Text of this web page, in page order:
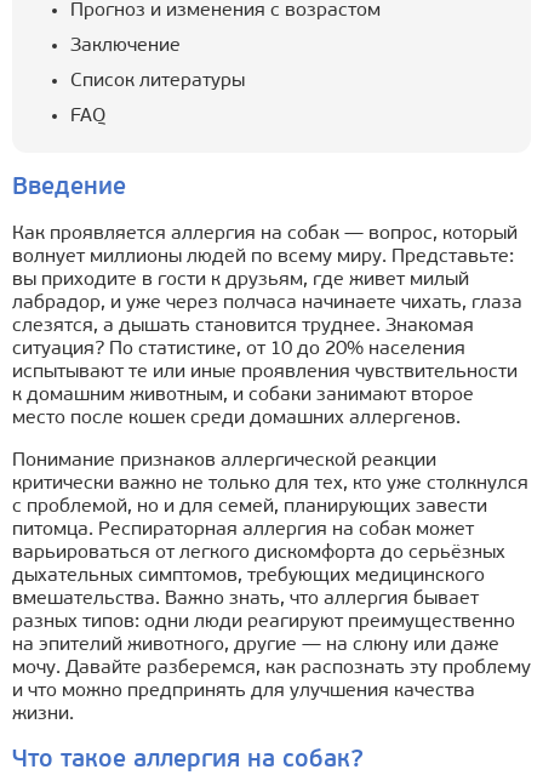
Прогноз и изменения с возрастом
Заключение
Список литературы
FAQ
Введение
Как проявляется аллергия на собак — вопрос, который
волнует миллионы людей по всему миру. Представьте:
вы приходите в гости к друзьям, где живет милый
лабрадор, и уже через полчаса начинаете чихать, глаза
слезятся, а дышать становится труднее. Знакомая
ситуация? По статистике, от 10 до 20% населения
испытывают те или иные проявления чувствительности
к домашним животным, и собаки занимают второе
место после кошек среди домашних аллергенов.
Понимание признаков аллергической реакции
критически важно не только для тех, кто уже столкнулся
с проблемой, но и для семей, планирующих завести
питомца. Респираторная аллергия на собак может
варьироваться от легкого дискомфорта до серьёзных
дыхательных симптомов, требующих медицинского
вмешательства. Важно знать, что аллергия бывает
разных типов: одни люди реагируют преимущественно
на эпителий животного, другие — на слюну или даже
мочу. Давайте разберемся, как распознать эту проблему
и что можно предпринять для улучшения качества
жизни.
Что такое аллергия на собак?